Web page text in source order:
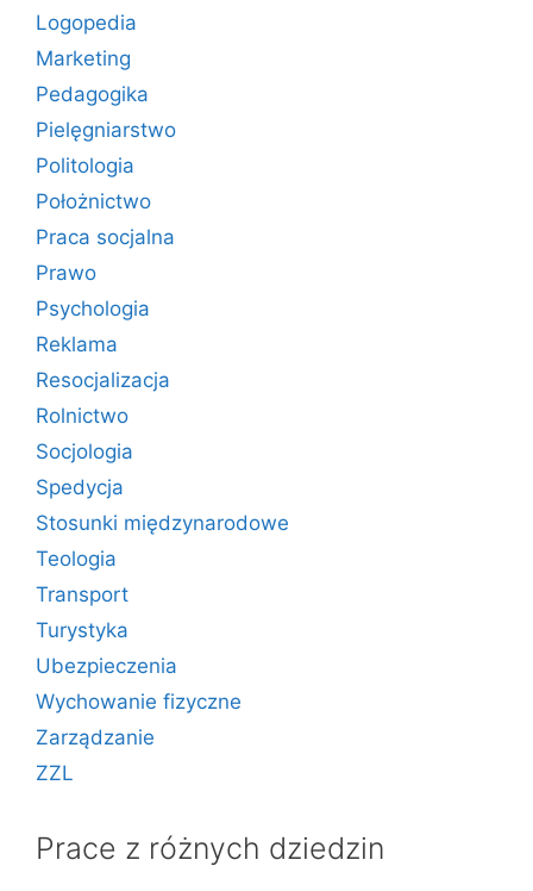
Logopedia
Marketing
Pedagogika
Pielęgniarstwo
Politologia
Położnictwo
Praca socjalna
Prawo
Psychologia
Reklama
Resocjalizacja
Rolnictwo
Socjologia
Spedycja
Stosunki międzynarodowe
Teologia
Transport
Turystyka
Ubezpieczenia
Wychowanie fizyczne
Zarządzanie
ZZL
Prace z różnych dziedzin